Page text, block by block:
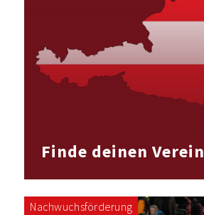
Finde deinen Verein
Nachwuchsförderung